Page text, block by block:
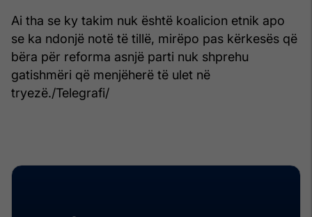
Ai tha se ky takim nuk është koalicion etnik apo
se ka ndonjë notë të tillë, mirëpo pas kërkesës që
bëra për reforma asnjë parti nuk shprehu
gatishmëri që menjëherë të ulet në
tryezë./Telegrafi/